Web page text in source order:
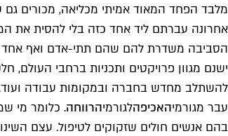
מלבד הפחד המאוד אמיתי מכליאה, מכורים
אחרונה עברתם ליד אחד כזה בלי להסית את
הסביבה משדרת להם שהם תתי-אדם ואף אחד
ישנם מגוון פרויקטים ותכניות ברחבי העולם,
להשתלב מחדש בחברה ובמקומות עבודה
עבר מגורמיהאכיפהלגורמיהרווחה. כלומר מי
בהם אנשים חולים שזקוקים לטיפול. עצם